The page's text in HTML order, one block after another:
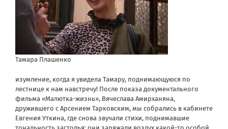
Тамара Плашенко
изумление, когда я увидела Тамару, поднимающуюся по
лестнице к нам навстречу! После показа документального
фильма «Малютка-жизнь», Вячеслава Амирханяна,
дружившего с Арсением Тарковским, мы собрались в кабинете
Евгения Уткина, где снова звучали стихи, поднимавшие